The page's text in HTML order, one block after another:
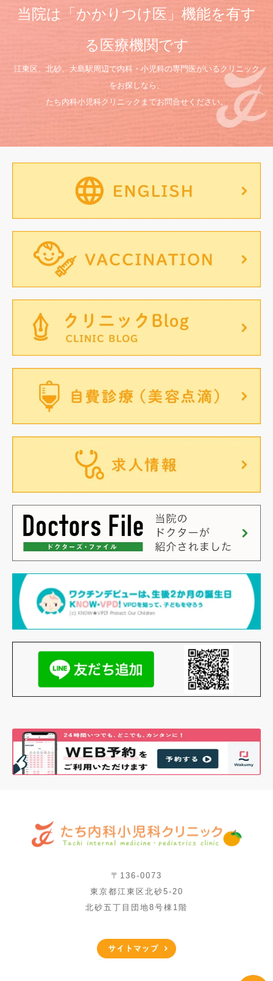
当院は「かかりつけ医」機能を有す
る医療機関です
江東区、北砂、大島駅周辺で内科・小児科の専門医がいるクリニック
をお探しなら、
たち内科小児科クリニックまでお問合せください。
〒136-0073
東京都江東区北砂5-20
北砂五丁目団地8号棟1階